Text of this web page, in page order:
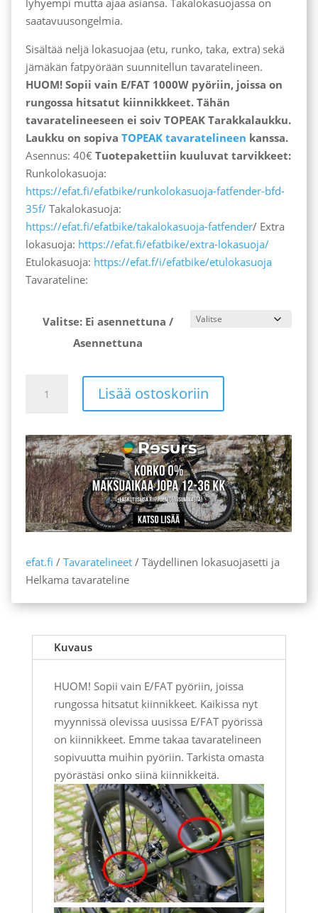
saatavuusongelmia.
Sisältää neljä lokasuojaa (etu, runko, taka, extra) sekä
jämäkän fatpyörään suunnitellun tavaratelineen.
HUOM! Sopii vain E/FAT 1000W pyöriin, joissa on
rungossa hitsatut kiinnikkkeet. Tähän
tavaratelineeseen ei soiv TOPEAK Tarakkalaukku.
Laukku on sopiva TOPEAK tavaratelineen kanssa.
Asennus: 40€ Tuotepakettiin kuuluvat tarvikkeet:
Runkolokasuoja:
https://efat.fi/efatbike/runkolokasuoja-fatfender-bfd-
35f/Takalokasuoja:
https://efat.fi/efatbike/takalokasuoja-fatfender/ Extra
lokasuoja: https://efat.fi/efatbike/extra-lokasuoja/
Etulokasuoja: https://efat.f/i/efatbike/etulokasuoja
Tavarateline:
Valitse: Ei asennettuna /
Asennettuna
lokasuojasetti
Helkama
tavarateline
määrä
Lisää ostoskoriin
efat.fi / Tavaratelineet/ Täydellinen lokasuojasetti ja
Helkama tavarateline
Kuvaus
HUOM! Sopii vain E/FAT pyöriin, joissa
rungossa hitsatut kiinnikkeet. Kaikissa nyt
myynnissä olevissa uusissa E/FAT pyörissä
on kiinnikkeet. Emme takaa tavaratelineen
sopivuutta muihin pyöriin. Tarkista omasta
pyörästäsi onko siinä kiinnikkeitä.